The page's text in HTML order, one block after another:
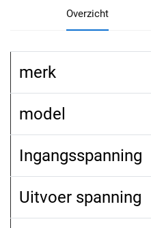
Overzicht
merk
model
Ingangsspanning
Uitvoer spanning